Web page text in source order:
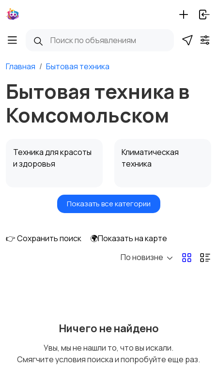
Главная Бытовая техника
Бытовая техника в
Комсомольском
Техника для красоты
и здоровья
Климатическая
техника
Мелкая техника для
Мелкая техника для
Показать все категории
👉 Сохранить поиск
🌍Показать на карте
По новизне
Ничего не найдено
Увы, мы не нашли то, что вы искали.
Смягчите условия поиска и попробуйте еще раз.